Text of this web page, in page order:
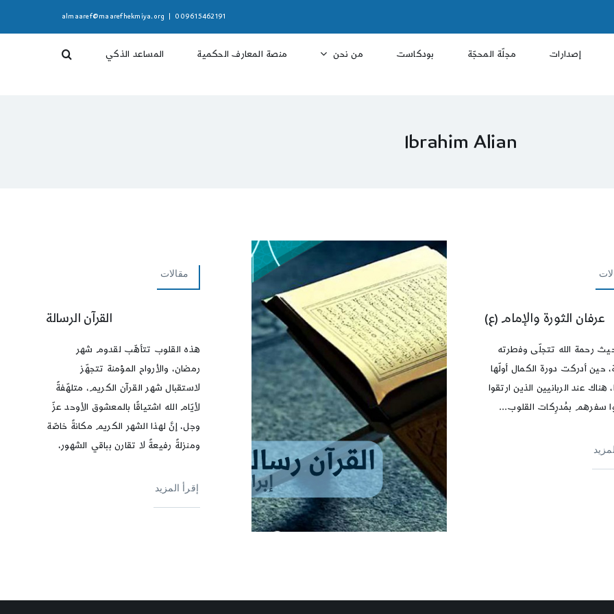
009615462191
almaaref@maarefhekmiya.org
إصدارات مجلّة المحجّة بودكاست من نحن منصة المعارف الحكمية المساعد الذكي
Ibrahim Alian
عرفان الثورة والإمام (ع)
رحمة الله تتجلّى وفطرته
حين أدركت دورة الكمال أولّها
هناك عند الربانيين الذين ارتقوا
سفرهم بمُدرِكات القلوب...
مقالات
القرآن الرسالة
هذه القلوب تتأهّب لقدوم شهر
رمضان، والأرواح المؤمنة تتجهّز
لاستقبال شهر القرآن الكريم، متلهّفةً
لأيّام الله اشتياقًا بالمعشوق الأوحد عزّ
وجل، إنَّ لهذا الشهر الكريم مكانةً خاصّة
ومنزلةً رفيعةً لا تقارن بباقي الشهور،
إقرأ المزيد